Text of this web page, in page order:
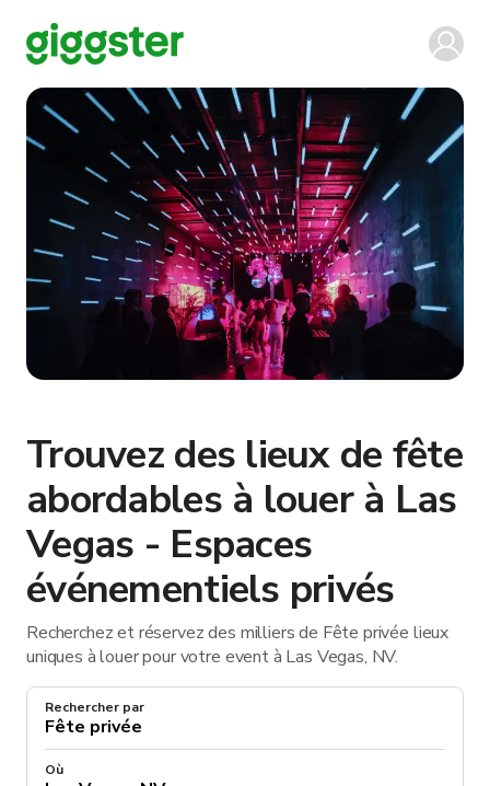
Trouvez des lieux de fête
abordables à louer à Las
Vegas - Espaces
événementiels privés
Recherchez et réservez des milliers de Fête privée lieux
uniques à louer pour votre event à Las Vegas, NV.
Rechercher par
Où